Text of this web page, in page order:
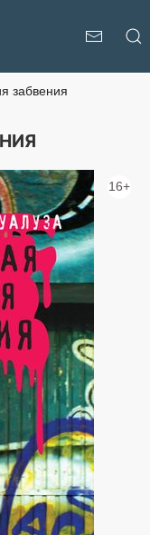
забвения
16+